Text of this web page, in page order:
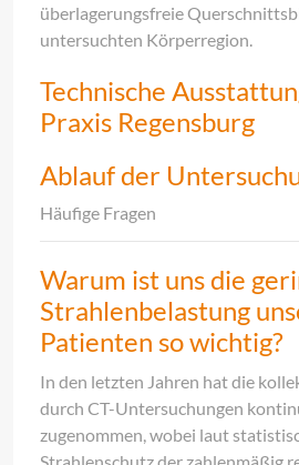
überlagerungsfreie
untersuchten Körperregion.
Technische
Praxis Regensburg
Ablauf der
Häufige Fragen
Warum ist uns die
Strahlenbelastung
Patienten so wichtig?
In den letzten Jahren hat die
durch CT-Untersuchungen
zugenommen, wobei laut